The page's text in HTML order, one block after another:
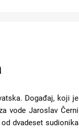
Događaj, koji je
vode Jaroslav Černi
dvadeset sudionika